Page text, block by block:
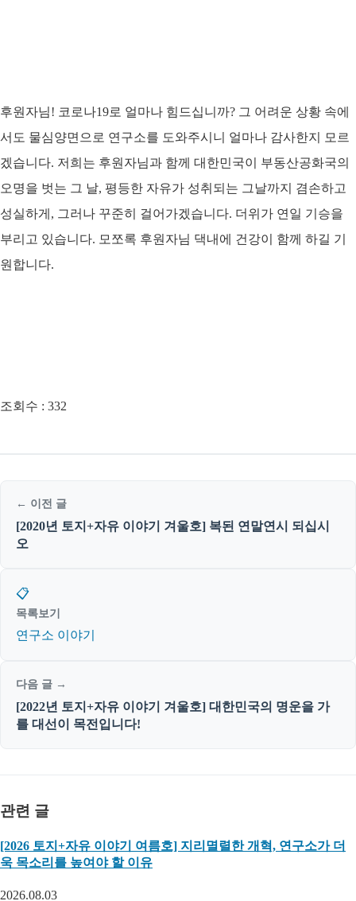
후원자님! 코로나19로 얼마나 힘드십니까? 그 어려운 상황 속에
서도 물심양면으로 연구소를 도와주시니 얼마나 감사한지 모르
겠습니다. 저희는 후원자님과 함께 대한민국이 부동산공화국의
오명을 벗는 그 날, 평등한 자유가 성취되는 그날까지 겸손하고
성실하게, 그러나 꾸준히 걸어가겠습니다. 더위가 연일 기승을
부리고 있습니다. 모쪼록 후원자님 댁내에 건강이 함께 하길 기
원합니다.
조회수 : 332
← 이전 글
[2020년 토지+자유 이야기 겨울호] 복된 연말연시 되십시
오
📋
목록보기
연구소 이야기
다음 글 →
[2022년 토지+자유 이야기 겨울호] 대한민국의 명운을 가
를 대선이 목전입니다!
관련 글
[2026 토지+자유 이야기 여름호] 지리멸렬한 개혁, 연구소가 더
욱 목소리를 높여야 할 이유
2026.08.03